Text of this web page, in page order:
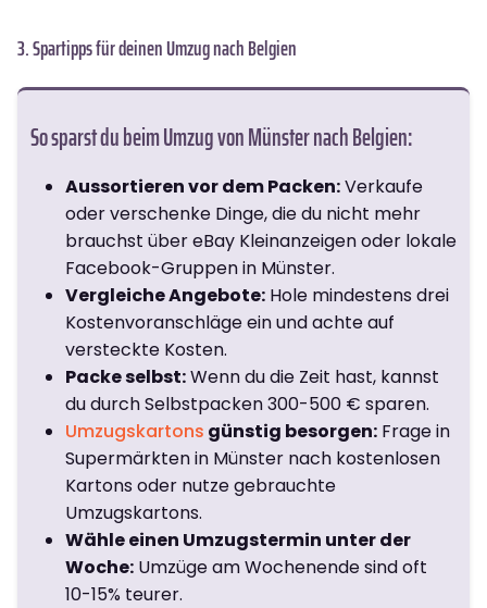
3. Spartipps für deinen Umzug nach Belgien
So sparst du beim Umzug von Münster nach Belgien:
Aussortieren vor dem Packen:Verkaufe
oder verschenke Dinge, die du nicht mehr
brauchst über eBay Kleinanzeigen oder lokale
Facebook-Gruppen in Münster.
Vergleiche Angebote: Hole mindestens drei
Kostenvoranschläge ein und achte auf
versteckte Kosten.
Packe selbst:Wenn du die Zeit hast, kannst
du durch Selbstpacken 300-500 € sparen.
Umzugskartons günstig besorgen: Frage in
Supermärkten in Münster nach kostenlosen
Kartons oder nutze gebrauchte
Umzugskartons.
Wähle einen Umzugstermin unter der
Woche: Umzüge am Wochenende sind oft
10-15% teurer.